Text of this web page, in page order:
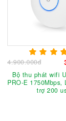
4.900.000đ
Bộ thu phát wifi
PRO-E 1750Mbps,
trợ 200